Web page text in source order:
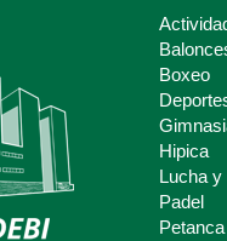
Escolar
deporte Escolar para
Boxeo
Hipica
Lucha
Padel
Petanca